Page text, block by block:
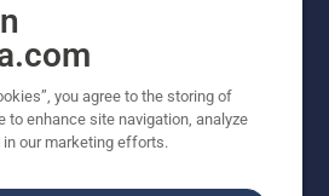
All rights reserved. Priserna
you agree to the storing of
to enhance site navigation, analyze
our marketing efforts.